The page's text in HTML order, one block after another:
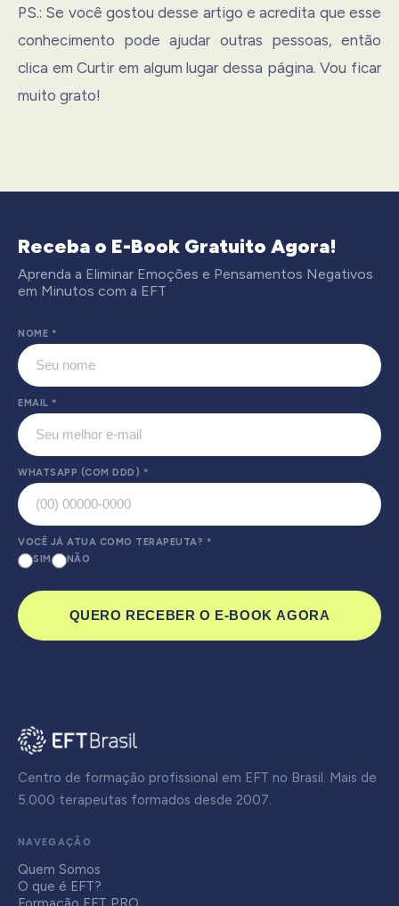
PS.: Se você gostou desse artigo e acredita que esse
conhecimento pode ajudar outras pessoas, então
clica em Curtir em algum lugar dessa página. Vou ficar
muito grato!
Receba o E-Book Gratuito Agora!
Aprenda a Eliminar Emoções e Pensamentos Negativos
em Minutos com a EFT
NOME *
EMAIL *
WHATSAPP (COM DDD) *
VOCÊ JÁ ATUA COMO TERAPEUTA? *
SIM
NÃO
QUERO RECEBER O E-BOOK AGORA
Centro de formação profissional em EFT no Brasil. Mais de
5.000 terapeutas formados desde 2007.
NAVEGAÇÃO
Quem Somos
O que é EFT?